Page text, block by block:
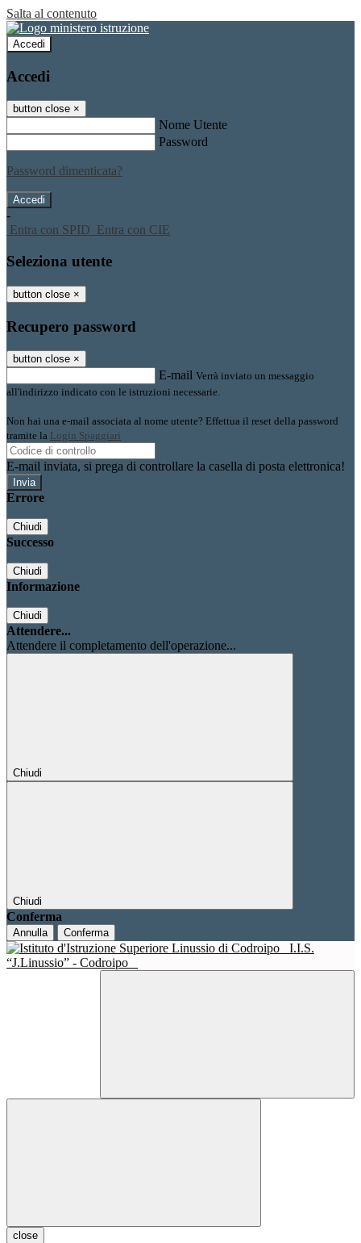
Salta al contenuto
Accedi
Accedi
button close ×
Nome Utente
Password
Password dimenticata?
-
Entra con SPID Entra con CIE
Seleziona utente
button close ×
Recupero password
button close ×
E-mail Verrà inviato un messaggio
all'indirizzo indicato con le istruzioni necessarie.
Non hai una e-mail associata al nome utente? Effettua il reset della password
tramite la Login Spaggiari
E-mail inviata, si prega di controllare la casella di posta elettronica!
Errore
Chiudi
Successo
Chiudi
Informazione
Chiudi
Attendere...
Attendere il completamento dell'operazione...
Chiudi
Chiudi
Conferma
Annulla Conferma
I.I.S.
“J.Linussio” - Codroipo
close